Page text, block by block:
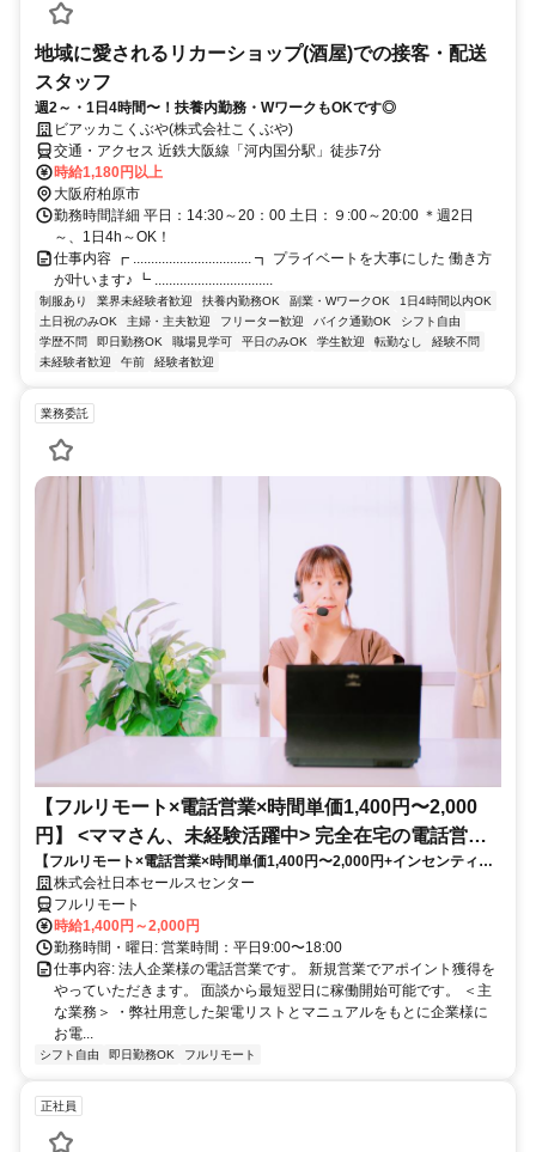
地域に愛されるリカーショップ(酒屋)での接客・配送
スタッフ
週2～・1日4時間〜！扶養内勤務・WワークもOKです◎
ビアッカこくぶや(株式会社こくぶや)
交通・アクセス 近鉄大阪線「河内国分駅」徒歩7分
時給1,180円以上
大阪府柏原市
勤務時間詳細 平日：14:30～20：00 土日：９:00～20:00 ＊週2日
～、1日4h～OK！
仕事内容 ┏ ................................. ┓ プライベートを大事にした 働き方
が叶います♪ ┗ .................................
制服あり 業界未経験者歓迎 扶養内勤務OK 副業・WワークOK
1日4時間以内OK
土日祝のみOK
主婦・主夫歓迎 フリーター歓迎 バイク通勤OK
シフト自由
学歴不問
即日勤務OK 職場見学可 平日のみOK 学生歓迎 転勤なし
経験不問
未経験者歓迎
午前 経験者歓迎
業務委託
【フルリモート×電話営業×時間単価1,400円〜2,000
円】 <ママさん、未経験活躍中> 完全在宅の電話営業
で家庭と仕事の両立を実現
【フルリモート×電話営業×時間単価1,400円〜2,000円+インセンティブ
あり】 ＜ママさん、未経験活躍中＞ 完全在宅の電話営業で家庭と仕事の
両立を実現
株式会社日本セールスセンター
フルリモート
時給1,400円～2,000円
勤務時間・曜日: 営業時間：平日9:00〜18:00
仕事内容: 法人企業様の電話営業です。 新規営業でアポイント獲得を
やっていただきます。 面談から最短翌日に稼働開始可能です。 ＜主
な業務＞ ・弊社用意した架電リストとマニュアルをもとに企業様に
お電...
シフト自由 即日勤務OK フルリモート
正社員